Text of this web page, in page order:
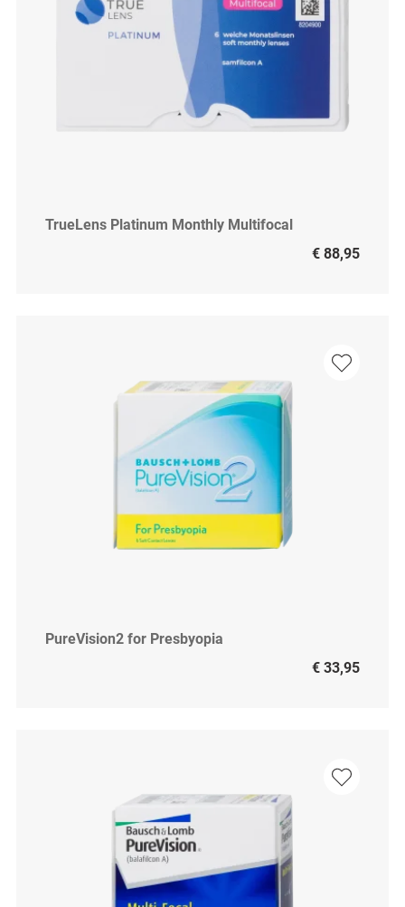
TrueLens Platinum Monthly Multifocal
€ 88,95
PureVision2 for Presbyopia
€ 33,95